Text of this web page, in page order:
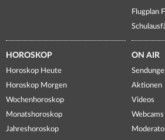
Flugplan
HOROSKOP
Horoskop Heute
Horoskop Morgen
Wochenhoroskop
Monatshoroskop
Jahreshoroskop
ON AIR
Aktionen
Videos
Webcams